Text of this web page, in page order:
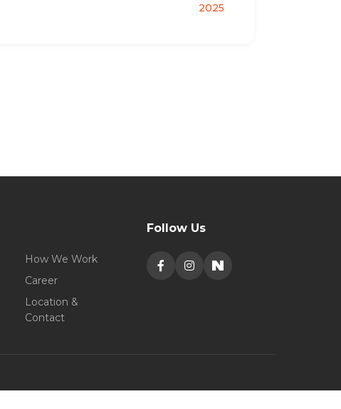
2025
How We Work
Career
Location &
Contact
Follow Us